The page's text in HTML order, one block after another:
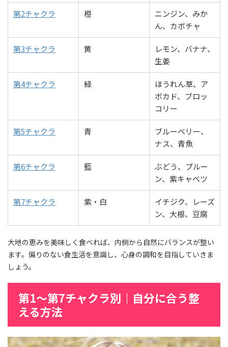
第2チャクラ 橙
ニンジン、みか
ん、カボチャ
第3チャクラ 黄
レモン、バナナ、
生姜
第4チャクラ 緑
ほうれん草、ア
ボカド、ブロッ
コリー
第5チャクラ 青
ブルーベリー、
ナス、青魚
第6チャクラ 藍
ぶどう、プルー
ン、紫キャベツ
第7チャクラ 紫・白
イチジク、レーズ
ン、大根、豆腐
大地の恵みを美味しく食べれば、内側から自然にバランスが整い
ます。偏りのない食生活を意識し、心身の調和を目指していきま
しょう。
第1〜第7チャクラ別｜自分に合う整
える方法